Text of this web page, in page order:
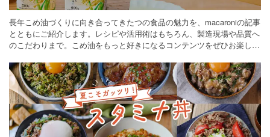
長年こめ油づくりに向き合ってきたつの食品の魅力を、macaroniの記事
とともにご紹介します。レシピや活用術はもちろん、製造現場や品質へ
のこだわりまで。こめ油をもっと好きになるコンテンツをぜひお楽しみ